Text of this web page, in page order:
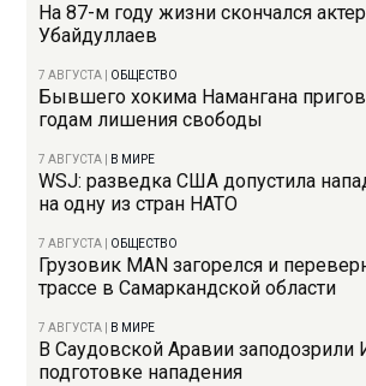
На 87-м году жизни скончался
Убайдуллаев
7 АВГУСТА ОБЩЕСТВО
Бывшего хокима Намангана
годам лишения свободы
7 АВГУСТА В МИРЕ
WSJ: разведка США допустила
на одну из стран НАТО
7 АВГУСТА ОБЩЕСТВО
Грузовик MAN загорелся и
трассе в Самаркандской области
7 АВГУСТА В МИРЕ
В Саудовской Аравии заподозрили
подготовке нападения